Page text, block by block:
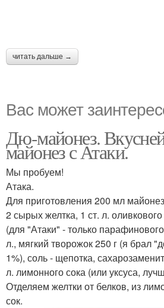
читать дальше →
Вас может
Дю-майонез.
майонез с Атаки.
Мы пробуем!
Атака.
Для приготовления 200 мл
2 сырых желтка, 1 ст. л.
(для "Атаки" - только
л., мягкий творожок 250 г (я брал
1%), соль - щепотка,
л. лимонного сока (или уксуса,
Отделяем желтки от белков, из
сок.